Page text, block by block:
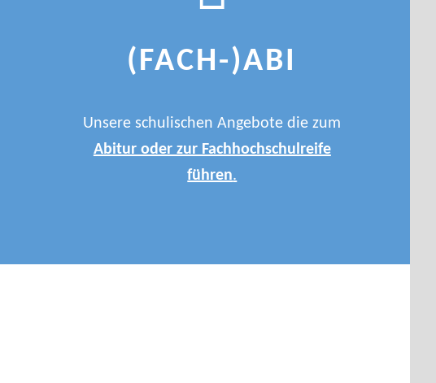
(FACH-)ABI
Unsere schulischen Angebote die zum
Abitur oder zur Fachhochschulreife
führen.